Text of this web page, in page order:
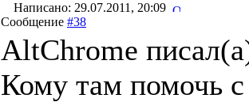
Написано: 29.07.2011, 20:09
Сообщение #38
AltChrome
Кому там помочь